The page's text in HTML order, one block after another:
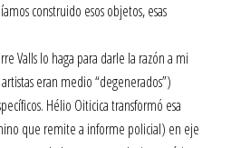
construido esos objetos, esas
Valls lo haga para darle la razón a mi
eran medio “degenerados”)
Hélio Oiticica transformó esa
que remite a informe policial) en eje